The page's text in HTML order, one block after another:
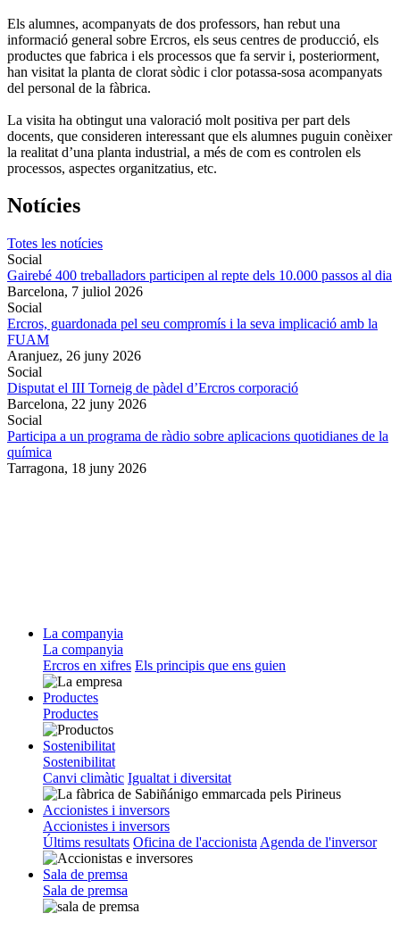
Els alumnes, acompanyats de dos professors, han rebut una
informació general sobre Ercros, els seus centres de producció, els
productes que fabrica i els processos que fa servir i, posteriorment,
han visitat la planta de clorat sòdic i clor potassa-sosa acompanyats
del personal de la fàbrica.
La visita ha obtingut una valoració molt positiva per part dels
docents, que consideren interessant que els alumnes puguin conèixer
la realitat d’una planta industrial, a més de com es controlen els
processos, aspectes organitzatius, etc.
Notícies
Totes les notícies
Social
Gairebé 400 treballadors participen al repte dels 10.000 passos al dia
Barcelona, 7 juliol 2026
Social
Ercros, guardonada pel seu compromís i la seva implicació amb la
FUAM
Aranjuez, 26 juny 2026
Social
Disputat el III Torneig de pàdel d’Ercros corporació
Barcelona, 22 juny 2026
Social
Participa a un programa de ràdio sobre aplicacions quotidianes de la
química
Tarragona, 18 juny 2026
La companyia
La companyia
Ercros en xifres Els principis que ens guien
Productes
Productes
Sostenibilitat
Sostenibilitat
Canvi climàtic Igualtat i diversitat
Accionistes i inversors
Accionistes i inversors
Últims resultats Oficina de l'accionista Agenda de l'inversor
Sala de premsa
Sala de premsa